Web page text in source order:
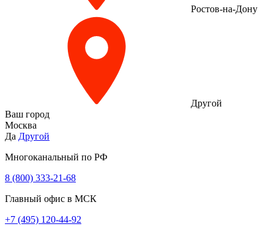
Ростов-на-Дону
Другой
Ваш город
Москва
Да Другой
Многоканальный по РФ
8 (800) 333‑21-68
Главный офис в МСК
+7 (495) 120-44-92